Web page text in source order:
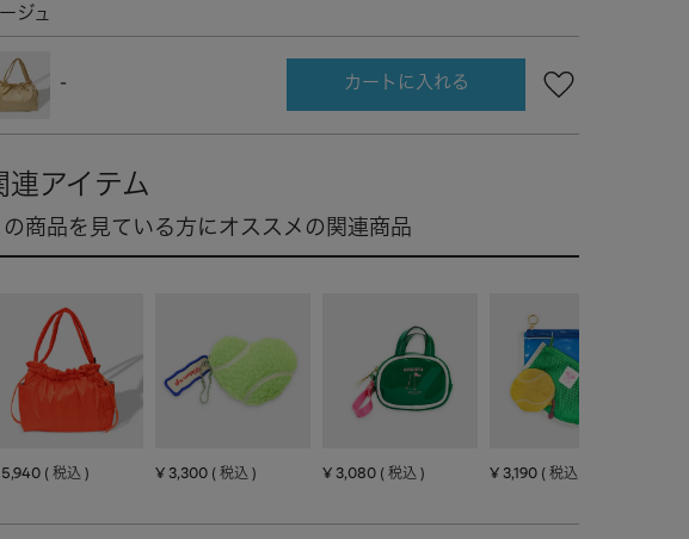
ジュ
- カートに入れる
5,940 税込 ¥ 3,300 税込 ¥ 3,080 税込 ¥ 3,190 税込